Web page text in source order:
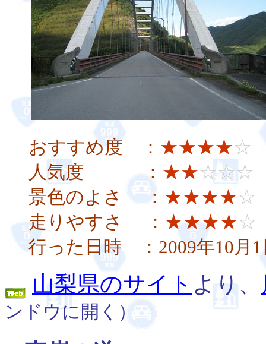
おすすめ度 ： ★★★★☆
人気度 ： ★★☆☆☆
景色のよさ ： ★★★★☆
走りやすさ ： ★★★★☆
行った日時 ：2009年10月1
山梨県のサイト より、
ンドウに開く）